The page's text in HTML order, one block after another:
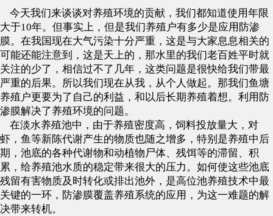
今天我们来谈谈对养殖环境的贡献，我们都知道使用年限
大于10年。但事实上，但是我们养殖户有多少是应用防渗
膜。在我国现在大气污染十分严重，这是与大家息息相关的
可能还能注意到，这是天上的，那水里的我们老百姓平时就
关注的少了，相信过不了几年，这类问题是很快给我们带最
严重的后果。所以我们现在从我，从个人做起。那我们鱼塘
养殖户更要为了自己的利益，和以后长期养殖着想。利用防
渗膜解决了养殖环境的问题。
在淡水养殖池中，由于养殖密度高，饲料投放量大，对
虾，鱼等新陈代谢产生的物质也随之增多，特别是养殖中后
期，池底的各种代谢物和动植物尸体、残饵等的滞留、积
累，给养殖池水质的稳定带来很大的压力。如何使这些池底
残留有害物质及时转化或排出池外，是高位池养殖技术中最
关键的一环，防渗膜覆盖养殖系统的应用，为这一难题的解
决带来转机。